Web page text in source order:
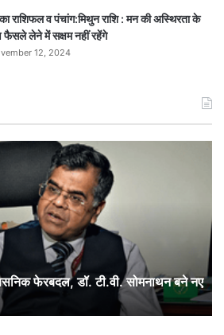
राशिफल व पंचांग:मिथुन राशि : मन की अस्थिरता के
फैसले लेने में सक्षम नहीं रहेंगे
12, 2024
फेरबदल, डॉ. टी.वी. सोमनाथन बने नए